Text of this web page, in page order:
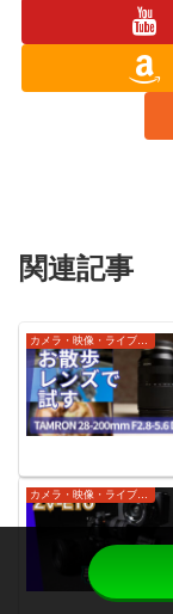
関連記事
カメラ・映像・ライブ配信
カメラ・映像・ライブ配信